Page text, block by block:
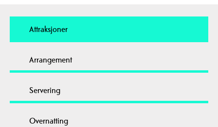
Attraksjoner
Arrangement
Servering
Overnatting